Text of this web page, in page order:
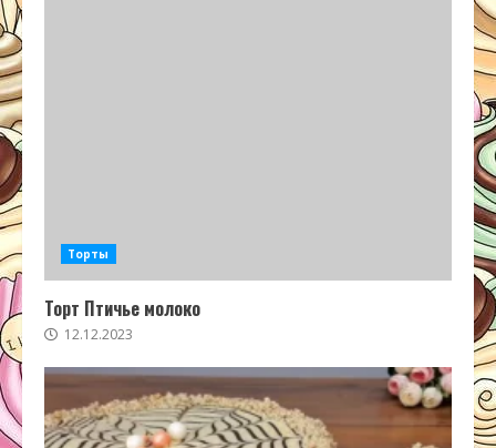
Торты
Торт Птичье молоко
12.12.2023